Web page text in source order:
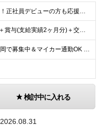
≪人柄重視の採用！正社員デビューの方も応援◎≫ ★フリーターの方、転職回数なども一切不問 ■未経験OK ■学歴不問 ■普通自動車免許をお持ちの方（AT限定可） ≪こんな方にピッタリです！≫ ◎未経験
■月給26万円以上＋賞与(支給実績2ヶ月分)＋交通費 ★6月からはチームインセンティブも新たに導入予定！ ※スキル・経験を考慮の上、決定いたします ※上記には見込み残業代2万円以上（24時間分）を含
★横浜、大阪、福岡で募集中＆マイカー通勤OK ★転勤はありません ★希望の勤務地に配属します 【本社】 神奈川県横浜市戸塚区矢部町65 イェルコローレビル1F 【大阪オフィス】 大阪府大阪市北区池
検討中に入れる
2026.08.31